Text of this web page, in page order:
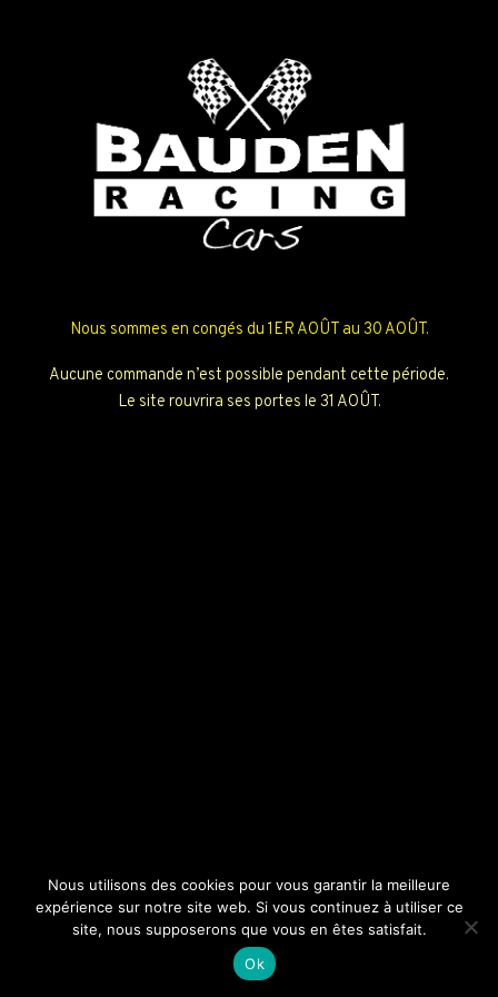
Nous sommes en congés du 1ER AOÛT au 30 AOÛT.
Aucune commande n’est possible pendant cette période.
Le site rouvrira ses portes le 31 AOÛT.
Nous utilisons des cookies pour vous garantir la meilleure
expérience sur notre site web. Si vous continuez à utiliser ce
site, nous supposerons que vous en êtes satisfait.
Ok